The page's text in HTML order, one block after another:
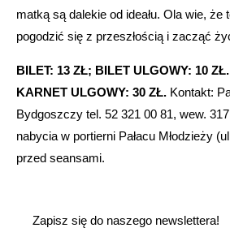
matką są dalekie od ideału. Ola wie, że
pogodzić się z przeszłością i zacząć
BILET: 13 ZŁ; BILET ULGOWY: 10
KARNET ULGOWY: 30 ZŁ. Kontakt:
Bydgoszczy tel. 52 321 00 81, wew.
nabycia w portierni Pałacu Młodzieży
przed seansami.
Zapisz się do naszego newslettera!